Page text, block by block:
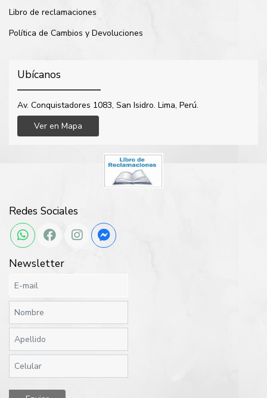
Libro de reclamaciones
Política de Cambios y Devoluciones
Ubícanos
Av. Conquistadores 1083, San Isidro. Lima, Perú.
Ver en Mapa
Redes Sociales
Newsletter